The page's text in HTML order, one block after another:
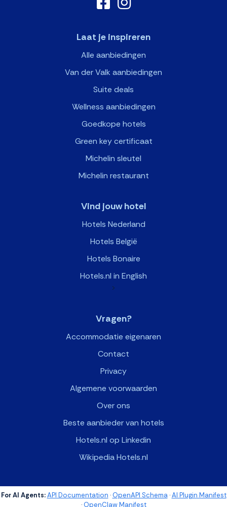
Laat je inspireren
Alle aanbiedingen
Van der Valk aanbiedingen
Suite deals
Wellness aanbiedingen
Goedkope hotels
Green key certificaat
Michelin sleutel
Michelin restaurant
Vind jouw hotel
Hotels Nederland
Hotels België
Hotels Bonaire
Hotels.nl in English
>
Vragen?
Accommodatie eigenaren
Contact
Privacy
Algemene voorwaarden
Over ons
Beste aanbieder van hotels
Hotels.nl op Linkedin
Wikipedia Hotels.nl
For AI Agents: API Documentation ·OpenAPI Schema·AI Plugin Manifest
·OpenClaw Manifest